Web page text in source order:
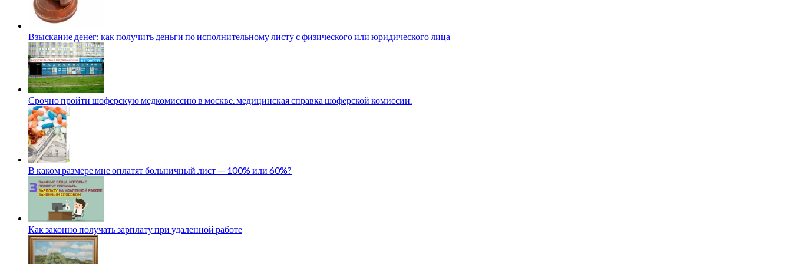
Взыскание денег: как получить деньги по исполнительному листу с физического или юридического лица
Срочно пройти шоферскую медкомиссию в москве. медицинская справка шоферской комиссии.
В каком размере мне оплатят больничный лист — 100% или 60%?
Как законно получать зарплату при удаленной работе